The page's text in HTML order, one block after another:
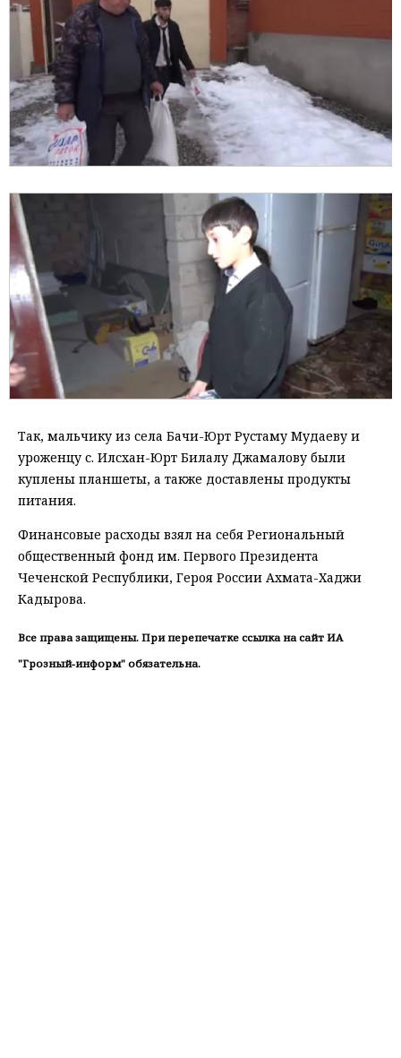
Так, мальчику из села Бачи-Юрт Рустаму Мудаеву и
уроженцу с. Илсхан-Юрт Билалу Джамалову были
куплены планшеты, а также доставлены продукты
питания.
Финансовые расходы взял на себя Региональный
общественный фонд им. Первого Президента
Чеченской Республики, Героя России Ахмата-Хаджи
Кадырова.
Все права защищены. При перепечатке ссылка на сайт ИА
"Грозный-информ" обязательна.